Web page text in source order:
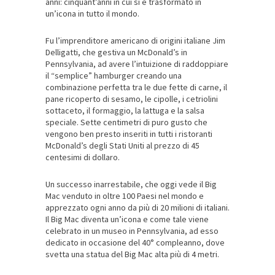
un’icona in tutto il mondo.
Fu l’imprenditore americano di origini italiane Jim
Delligatti, che gestiva un McDonald’s in
Pennsylvania, ad avere l’intuizione di raddoppiare
il “semplice” hamburger creando una
combinazione perfetta tra le due fette di carne, il
pane ricoperto di sesamo, le cipolle, i cetriolini
sottaceto, il formaggio, la lattuga e la salsa
speciale. Sette centimetri di puro gusto che
vengono ben presto inseriti in tutti i ristoranti
McDonald’s degli Stati Uniti al prezzo di 45
centesimi di dollaro.
Un successo inarrestabile, che oggi vede il Big
Mac venduto in oltre 100 Paesi nel mondo e
apprezzato ogni anno da più di 20 milioni di italiani.
Il Big Mac diventa un’icona e come tale viene
celebrato in un museo in Pennsylvania, ad esso
dedicato in occasione del 40° compleanno, dove
svetta una statua del Big Mac alta più di 4 metri.